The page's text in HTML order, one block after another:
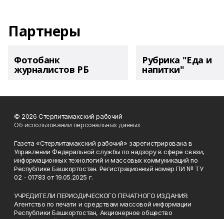
Партнеры
Фотобанк
журналистов РБ
Рубрика "Еда и
напитки"
© 2026 Стерлитамакский рабочий
Об использовании персональных данных
Газета «Стерлитамакский рабочий» зарегистрирована в
Управлении Федеральной службы по надзору в сфере связи,
информационных технологий и массовых коммуникаций по
Республике Башкортостан. Регистрационный номер ПИ № ТУ
02 - 01783 от 19.05.2025 г.
УЧРЕДИТЕЛИ ПЕРИОДИЧЕСКОГО ПЕЧАТНОГО ИЗДАНИЯ:
Агентство по печати и средствам массовой информации
Республики Башкортостан, Акционерное общество